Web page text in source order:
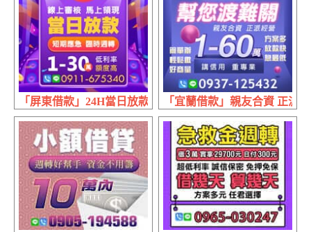
「屏東借款」24H當日放款 短期應急 | 1~30萬 線上審核馬上
「宜蘭借款」親友合資 正派